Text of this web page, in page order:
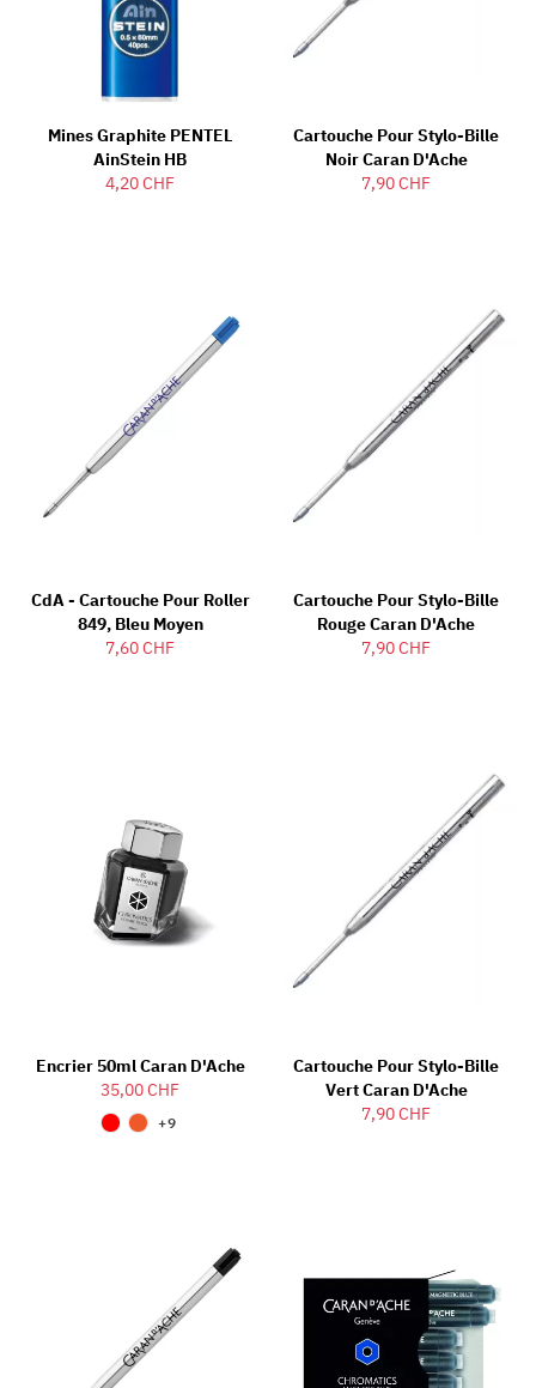
Mines Graphite PENTEL
AinStein HB
4,20 CHF
Cartouche Pour Stylo-Bille
Noir Caran D'Ache
7,90 CHF
CdA - Cartouche Pour Roller
849, Bleu Moyen
7,60 CHF
Cartouche Pour Stylo-Bille
Rouge Caran D'Ache
7,90 CHF
Encrier 50ml Caran D'Ache
35,00 CHF
+9
Cartouche Pour Stylo-Bille
Vert Caran D'Ache
7,90 CHF